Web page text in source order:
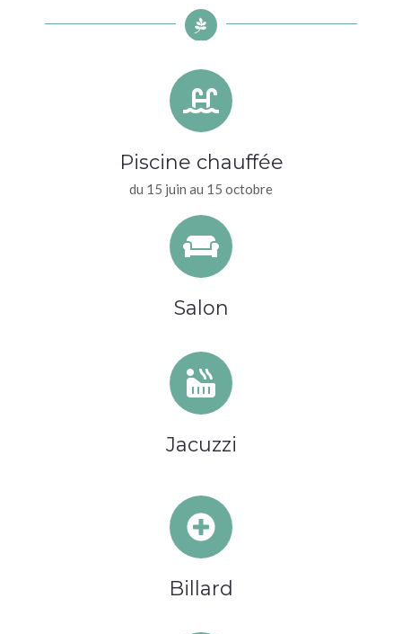
Piscine chauffée
du 15 juin au 15 octobre
Salon
Jacuzzi
Billard